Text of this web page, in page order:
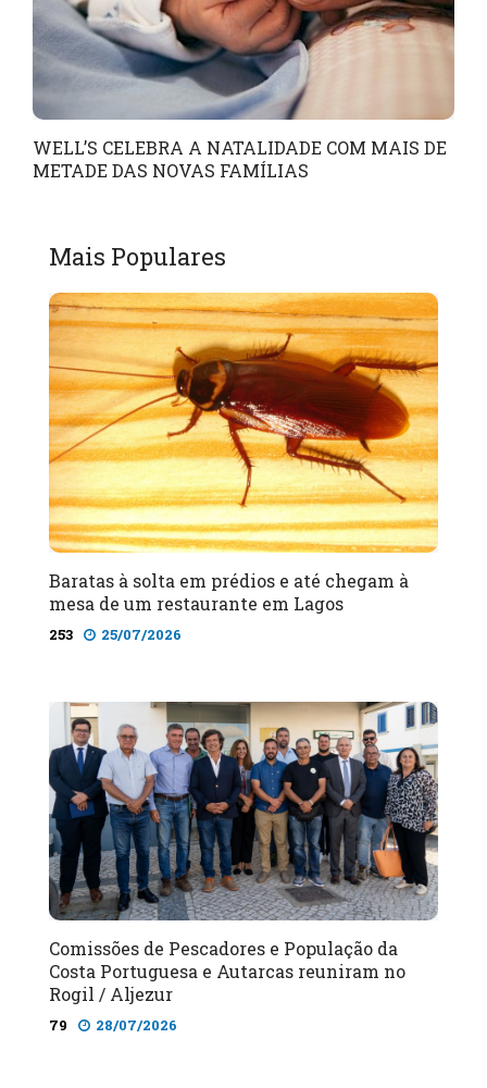
WELL’S CELEBRA A NATALIDADE COM MAIS DE
METADE DAS NOVAS FAMÍLIAS
Mais Populares
Baratas à solta em prédios e até chegam à
mesa de um restaurante em Lagos
253 25/07/2026
Comissões de Pescadores e População da
Costa Portuguesa e Autarcas reuniram no
Rogil / Aljezur
79 28/07/2026